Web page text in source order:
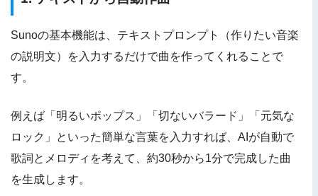
Sunoの基本機能は、テキストプロンプト（作りたい音楽
の説明文）を入力するだけで曲を作ってくれることで
す。
例えば「明るいポップス」「切ないバラード」「元気な
ロック」といった簡単な言葉を入力すれば、AIが自動で
歌詞とメロディを考えて、約30秒から1分で完成した曲
を生成します。